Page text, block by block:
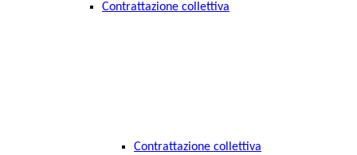
Contrattazione collettiva
Contrattazione collettiva